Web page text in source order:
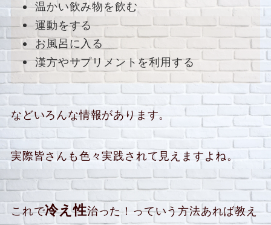
温かい飲み物を飲む
運動をする
お風呂に入る
漢方やサプリメントを利用する
などいろんな情報があります。
実際皆さんも色々実践されて見えますよね。
これで冷え性治った！っていう方法あれば教え